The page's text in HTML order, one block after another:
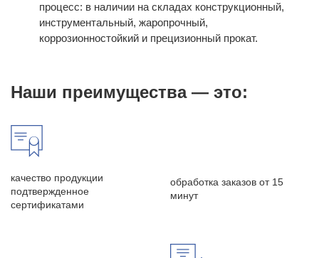
процесс: в наличии на складах конструкционный,
инструментальный, жаропрочный,
коррозионностойкий и прецизионный прокат.
Наши преимущества — это:
качество продукции
подтвержденное
сертификатами
обработка заказов от 15
минут